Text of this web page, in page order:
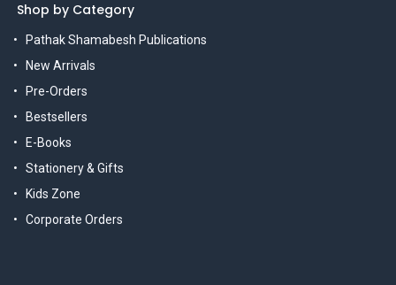
Shop by Category
Pathak Shamabesh Publications
New Arrivals
Pre-Orders
Bestsellers
E-Books
Stationery & Gifts
Kids Zone
Corporate Orders